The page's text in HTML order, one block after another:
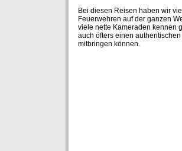
Bei diesen Reisen haben wir
Feuerwehren auf der ganzen
viele nette Kameraden kennen
auch öfters einen
mitbringen können.